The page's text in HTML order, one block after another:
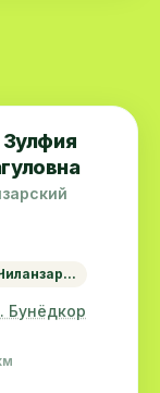
Зулфия
Бунёдкор